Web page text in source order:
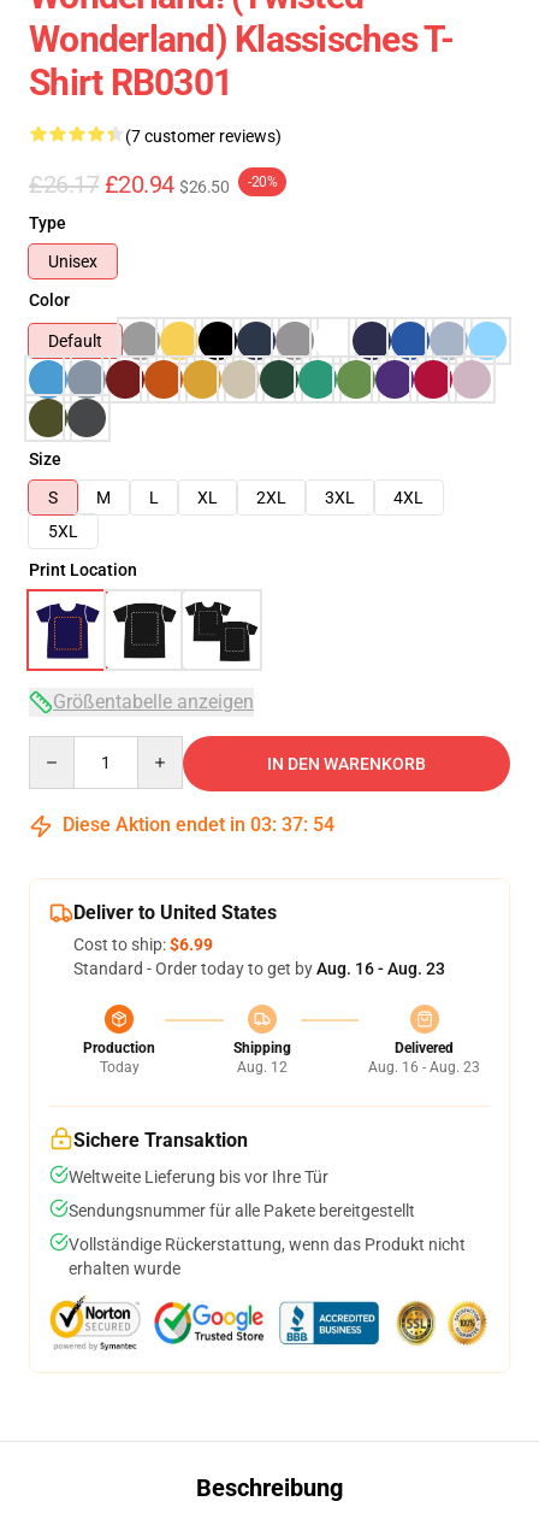
Wonderland) Klassisches T-
Shirt RB0301
(7 customer reviews)
£26.17 £20.94 $26.50 -20%
Type
Unisex
Color
Default
Size
S
M L XL 2XL 3XL
4XL
5XL
Print Location
Größentabelle anzeigen
IN DEN WARENKORB
Diese Aktion endet in 03: 37: 54
Deliver to United States
Cost to ship:$6.99
Standard - Order today to get byAug. 16 - Aug. 23
Production
Today
Shipping
Aug. 12
Delivered
Aug. 16 - Aug. 23
Sichere Transaktion
Weltweite Lieferung bis vor Ihre Tür
Sendungsnummer für alle Pakete bereitgestellt
Vollständige Rückerstattung, wenn das Produkt nicht
erhalten wurde
Beschreibung